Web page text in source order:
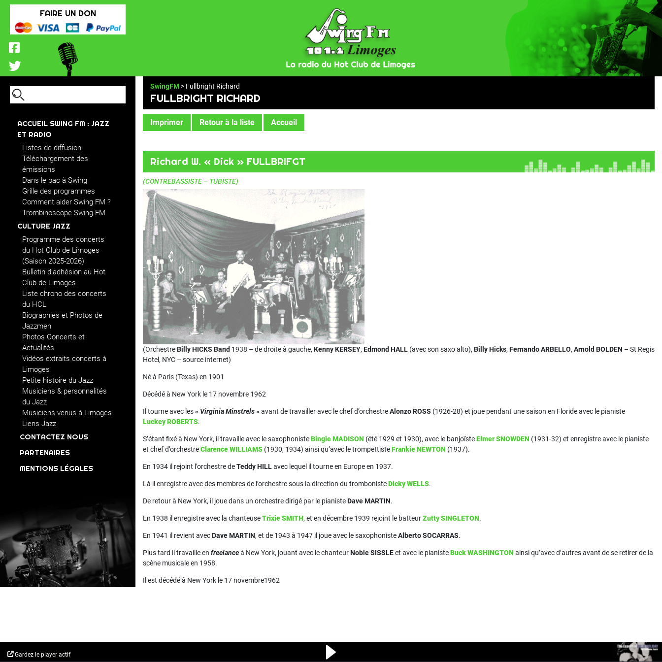
FAIRE UN DON
ACCUEIL SWING FM : JAZZ
ET RADIO
Listes de diffusion
Téléchargement des
émissions
Dans le bac à Swing
Grille des programmes
Comment aider Swing FM ?
Trombinoscope Swing FM
CULTURE JAZZ
Programme des concerts
du Hot Club de Limoges
(Saison 2025-2026)
Bulletin d’adhésion au Hot
Club de Limoges
Liste chrono des concerts
du HCL
Biographies et Photos de
Jazzmen
Photos Concerts et
Actualités
Vidéos extraits concerts à
Limoges
Petite histoire du Jazz
Musiciens & personnalités
du Jazz
Musiciens venus à Limoges
Liens Jazz
CONTACTEZ NOUS
PARTENAIRES
MENTIONS LÉGALES
SwingFM > Fullbright Richard
FULLBRIGHT RICHARD
Imprimer Retour à la liste Accueil
Richard W. « Dick » FULLBRIFGT
(CONTREBASSISTE – TUBISTE)
(OrchestreBilly HICKS Band 1938 – de droite à gauche, Kenny KERSEY, Edmond HALL (avec son saxo alto), Billy Hicks, Fernando ARBELLO, Arnold BOLDEN – St Regis
Hotel, NYC – source internet)
Né à Paris (Texas) en 1901
Décédé à New York le 17 novembre 1962
Il tourne avec les« Virginia Minstrels » avant de travailler avec le chef d’orchestreAlonzo ROSS (1926-28) et joue pendant une saison en Floride avec le pianiste
Luckey ROBERTS.
S’étant fixé à New York, il travaille avec le saxophonisteBingie MADISON (été 1929 et 1930), avec le banjoïsteElmer SNOWDEN (1931-32) et enregistre avec le pianiste
et chef d’orchestreClarence WILLIAMS (1930, 1934) ainsi qu’avec le trompettisteFrankie NEWTON (1937).
En 1934 il rejoint l’orchestre deTeddy HILLavec lequel il tourne en Europe en 1937.
Là il enregistre avec des membres de l’orchestre sous la direction du trombonisteDicky WELLS.
De retour à New York, il joue dans un orchestre dirigé par le pianisteDave MARTIN.
En 1938 il enregistre avec la chanteuseTrixie SMITH, et en décembre 1939 rejoint le batteurZutty SINGLETON.
En 1941 il revient avecDave MARTIN, et de 1943 à 1947 il joue avec le saxophonisteAlberto SOCARRAS.
Plus tard il travaille en freelanceà New York, jouant avec le chanteurNoble SISSLEet avec le pianisteBuck WASHINGTON ainsi qu’avec d’autres avant de se retirer de la
scène musicale en 1958.
Il est décédé à New York le 17 novembre1962
Gardez le player actif